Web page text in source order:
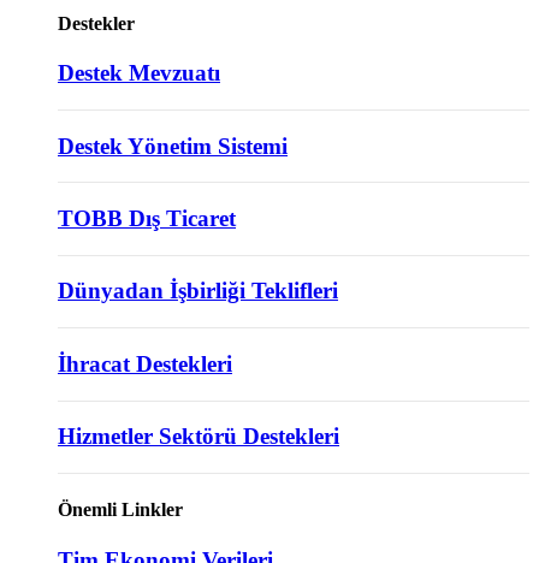
Destekler
Destek Mevzuatı
Destek Yönetim Sistemi
TOBB Dış Ticaret
Dünyadan İşbirliği Teklifleri
İhracat Destekleri
Hizmetler Sektörü Destekleri
Önemli Linkler